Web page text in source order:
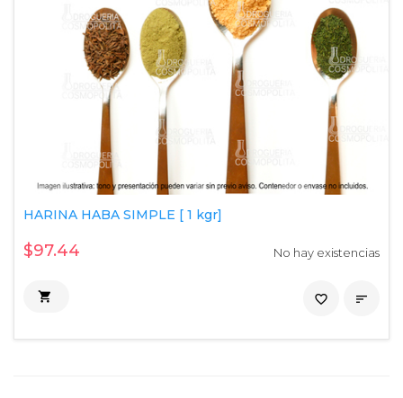
HARINA HABA SIMPLE [ 1 kgr]
$97.44 No hay existencias
 
favorite_border